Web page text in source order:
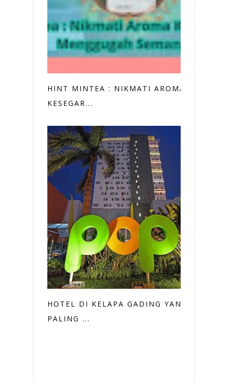
HINT MINTEA : NIKMATI AROMA
KESEGAR...
HOTEL DI KELAPA GADING YANG
PALING ...